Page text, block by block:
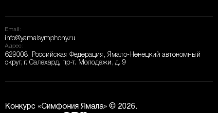
Email:
info@yamalsymphony.ru
Адрес:
629008, Российская Федерация, Ямало-Ненецкий автономный
округ, г. Салехард, пр-т. Молодежи, д. 9
Конкурс «Симфония Ямала» © 2026.